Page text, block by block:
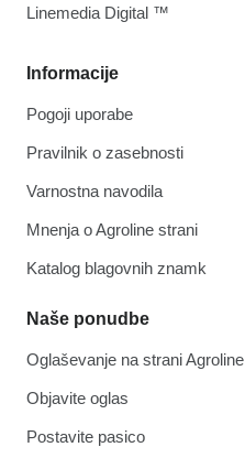
Informacije
Pogoji uporabe
Pravilnik o zasebnosti
Varnostna navodila
Mnenja o Agroline strani
Katalog blagovnih znamk
Naše ponudbe
Oglaševanje na strani Agroline
Objavite oglas
Postavite pasico
Linemedia Digital ™